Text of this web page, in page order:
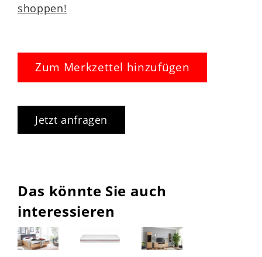
shoppen!
Zum Merkzettel hinzufügen
Jetzt anfragen
Das könnte Sie auch
interessieren